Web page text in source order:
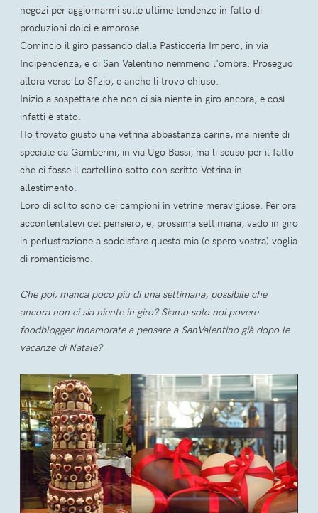
negozi per aggiornarmi sulle ultime tendenze in fatto di
produzioni dolci e amorose.
Comincio il giro passando dalla Pasticceria Impero, in via
Indipendenza, e di San Valentino nemmeno l'ombra. Proseguo
allora verso Lo Sfizio, e anche li trovo chiuso.
Inizio a sospettare che non ci sia niente in giro ancora, e così
infatti è stato.
Ho trovato giusto una vetrina abbastanza carina, ma niente di
speciale da Gamberini, in via Ugo Bassi, ma li scuso per il fatto
che ci fosse il cartellino sotto con scritto Vetrina in
allestimento.
Loro di solito sono dei campioni in vetrine meravigliose. Per ora
accontentatevi del pensiero, e, prossima settimana, vado in giro
in perlustrazione a soddisfare questa mia (e spero vostra) voglia
di romanticismo.
Che poi, manca poco più di una settimana, possibile che
ancora non ci sia niente in giro? Siamo solo noi povere
foodblogger innamorate a pensare a SanValentino già dopo le
vacanze di Natale?